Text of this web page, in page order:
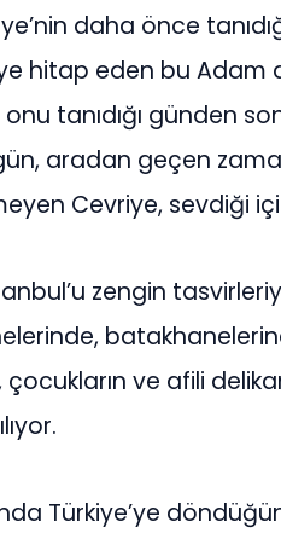
daha önce
hitap eden bu Adam
tanıdığı günden
aradan geçen
Cevriye, sevdiği
zengin
çocukların ve afili
Türkiye’ye